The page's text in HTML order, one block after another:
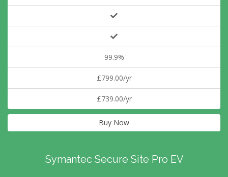
99.9%
£799.00/yr
£739.00/yr
Buy Now
Symantec Secure Site Pro EV